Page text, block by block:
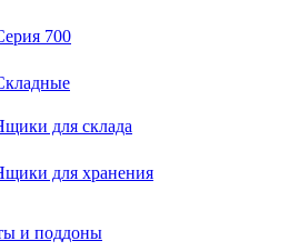
700
для склада
для хранения
и поддоны